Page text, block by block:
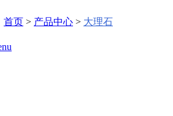
首页 > 产品中心 > 大理石